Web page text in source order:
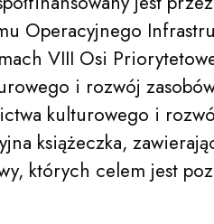
Operacyjnego
VIII Osi
i rozwój
kulturowego i
książeczka,
których celem jest